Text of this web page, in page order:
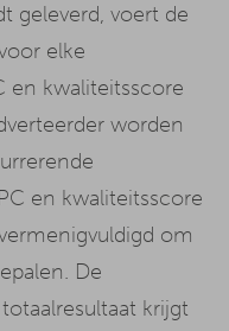
geleverd, voert de
elke
en kwaliteitsscore
worden
en kwaliteitsscore
om
De
krijgt